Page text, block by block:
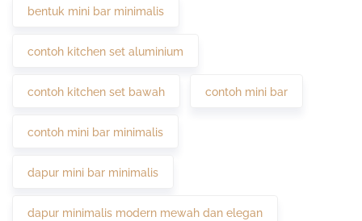
bentuk mini bar minimalis
contoh kitchen set aluminium
contoh kitchen set bawah contoh mini bar
contoh mini bar minimalis
dapur mini bar minimalis
dapur minimalis modern mewah dan elegan